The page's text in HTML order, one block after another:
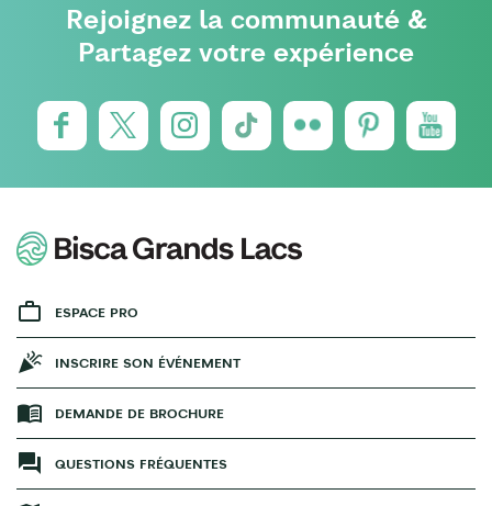
Rejoignez la communauté &
Partagez votre expérience
ESPACE PRO
INSCRIRE SON ÉVÉNEMENT
DEMANDE DE BROCHURE
QUESTIONS FRÉQUENTES